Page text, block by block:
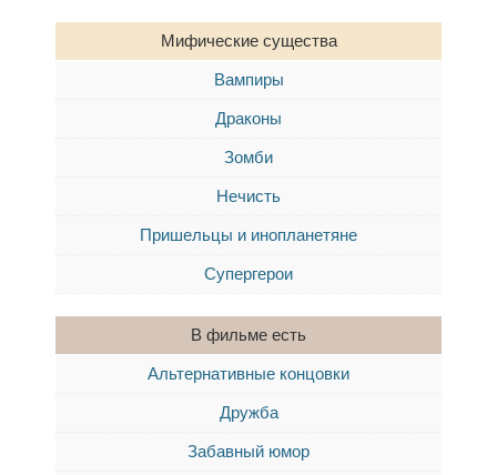
Мифические существа
Вампиры
Драконы
Зомби
Нечисть
Пришельцы и инопланетяне
Супергерои
В фильме есть
Альтернативные концовки
Дружба
Забавный юмор